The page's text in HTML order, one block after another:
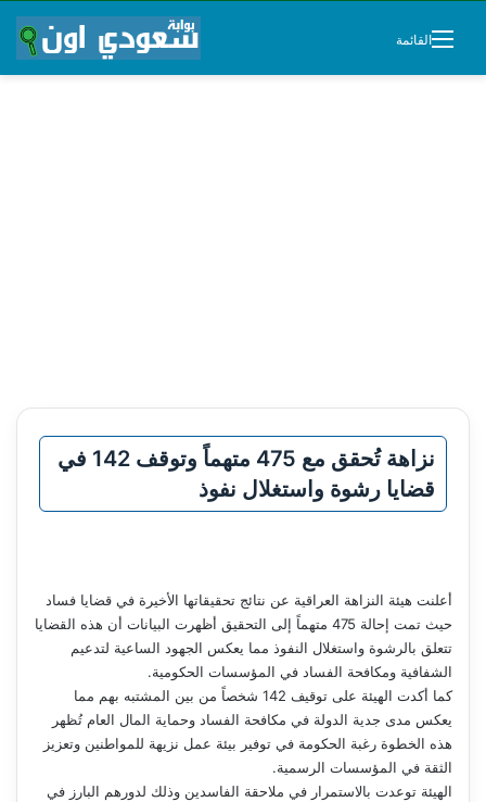
القائمة
نزاهة تُحقق مع 475 متهماً وتوقف 142 في
قضايا رشوة واستغلال نفوذ
أعلنت هيئة النزاهة العراقية عن نتائج تحقيقاتها الأخيرة في قضايا فساد
حيث تمت إحالة 475 متهماً إلى التحقيق أظهرت البيانات أن هذه القضايا
تتعلق بالرشوة واستغلال النفوذ مما يعكس الجهود الساعية لتدعيم
الشفافية ومكافحة الفساد في المؤسسات الحكومية.
كما أكدت الهيئة على توقيف 142 شخصاً من بين المشتبه بهم مما
يعكس مدى جدية الدولة في مكافحة الفساد وحماية المال العام تُظهر
هذه الخطوة رغبة الحكومة في توفير بيئة عمل نزيهة للمواطنين وتعزيز
الثقة في المؤسسات الرسمية.
الهيئة توعدت بالاستمرار في ملاحقة الفاسدين وذلك لدورهم البارز في